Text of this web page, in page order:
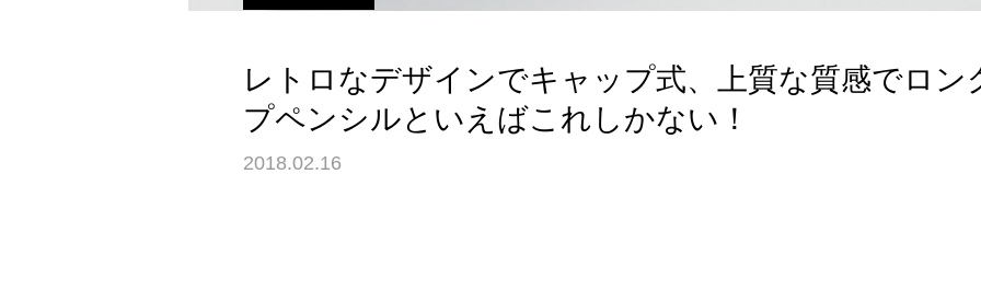
レトロなデザインでキャップ式、上質な質感でロン
プペンシルといえばこれしかない！
2018.02.16